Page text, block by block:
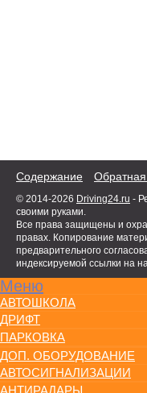
Содержание Обратная
© 2014-2026 Driving24.ru -
своими руками.
Все права защищены и
правах. Копирование
предварительного
индексируемой ссылки на
Меню
АВТОШКОЛА
ДРИФТ
ПАРКОВКА
ДОП. ОБОРУДОВАНИЕ
АВТОСИГНАЛИЗАЦИИ
АНТИРАДАРЫ